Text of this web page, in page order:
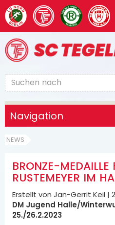
Navigation
NEWS
BRONZE-MEDAILLE
RUSTEMEYER IM
Erstellt von Jan-Gerrit Keil |
DM Jugend Halle/
25./26.2.2023